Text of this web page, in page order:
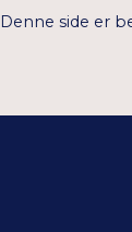
Denne side er